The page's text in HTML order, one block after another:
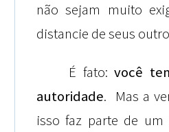
não sejam muito
distancie de seus
É fato:você
autoridade. Mas a
isso faz parte de um